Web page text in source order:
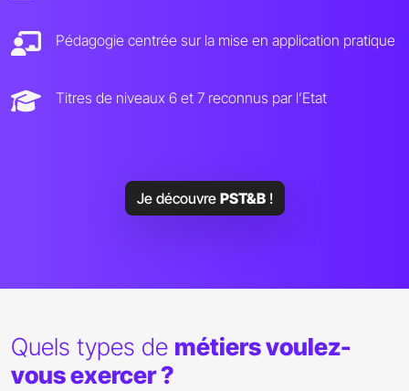
Pédagogie centrée sur la mise en application pratique
Titres de niveaux 6 et 7 reconnus par l’Etat
Je découvre PST&B!
Quels types de métiers voulez-
vous exercer ?